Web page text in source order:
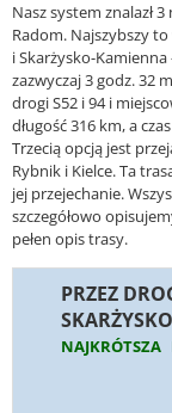
Nasz system znalazł
Radom. Najszybszy
i Skarżysko-
zazwyczaj 3 godz. 32
drogi S52 i 94 i
długość 316 km, a
Trzecią opcją jest
Rybnik i Kielce. Ta
jej przejechanie.
szczegółowo
pełen opis trasy.
PRZEZ
NAJKRÓTSZA